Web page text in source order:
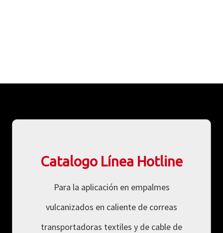
Catalogo Línea Hotline
Para la aplicación en empalmes
vulcanizados en caliente de correas
transportadoras textiles y de cable de